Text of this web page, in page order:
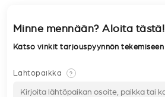
Minne mennään? Aloita tästä!
Katso vinkit tarjouspyynnön tekemiseen
Lähtöpaikka ?